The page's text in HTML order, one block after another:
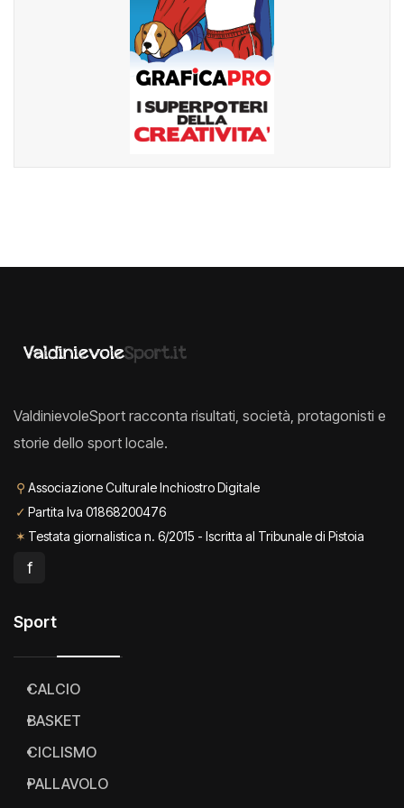
ValdinievoleSport racconta risultati, società, protagonisti e
storie dello sport locale.
⚲ Associazione Culturale Inchiostro Digitale
✓ Partita Iva 01868200476
✶ Testata giornalistica n. 6/2015 - Iscritta al Tribunale di Pistoia
f
Sport
CALCIO
BASKET
CICLISMO
PALLAVOLO